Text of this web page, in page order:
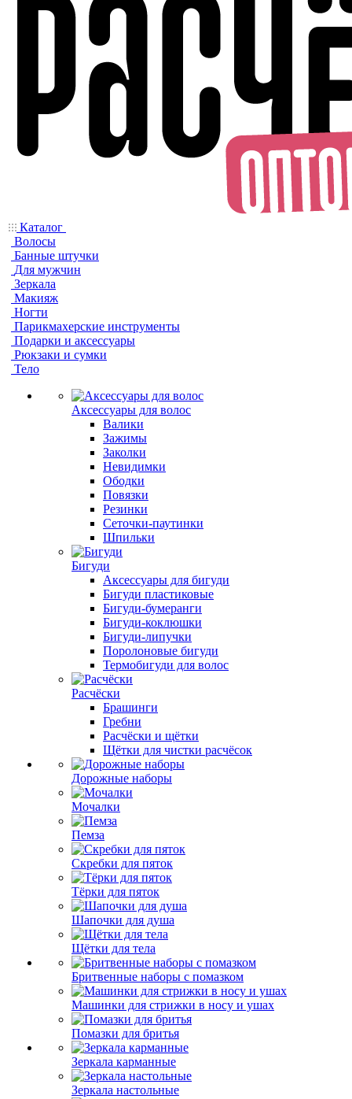
Каталог
Волосы
Банные штучки
Для мужчин
Зеркала
Макияж
Ногти
Парикмахерские инструменты
Подарки и аксессуары
Рюкзаки и сумки
Тело
Аксессуары для волос
Валики
Зажимы
Заколки
Невидимки
Ободки
Повязки
Резинки
Сеточки-паутинки
Шпильки
Бигуди
Аксессуары для бигуди
Бигуди пластиковые
Бигуди-бумеранги
Бигуди-коклюшки
Бигуди-липучки
Поролоновые бигуди
Термобигуди для волос
Расчёски
Брашинги
Гребни
Расчёски и щётки
Щётки для чистки расчёсок
Дорожные наборы
Мочалки
Пемза
Скребки для пяток
Тёрки для пяток
Шапочки для душа
Щётки для тела
Бритвенные наборы с помазком
Машинки для стрижки в носу и ушах
Помазки для бритья
Зеркала карманные
Зеркала настольные